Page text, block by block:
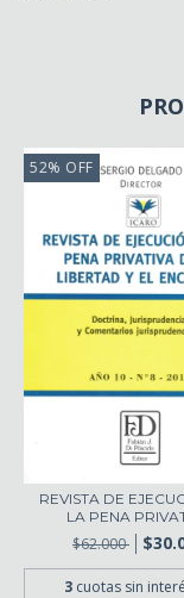
52% OFF
REVISTA DE
LA PENA
$62.000
3 cuotas sin